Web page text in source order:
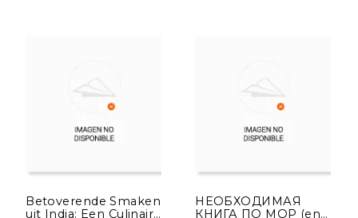
15%
Betoverende Smaken
uit India: Een Culinaire
НЕОБХОДИМАЯ
КНИГА ПО МОР (en